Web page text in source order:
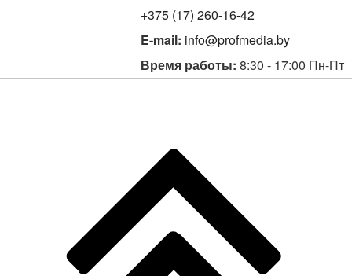
+375 (17) 260-16-42
E-mail: info@profmedia.by
Время работы: 8:30 - 17:00 Пн-Пт